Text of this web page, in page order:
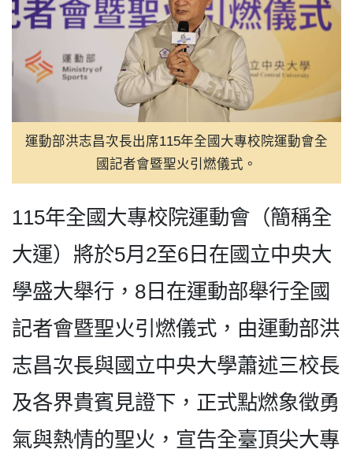
運動部洪志昌次長出席115年全國大專校院運動會全
國記者會暨聖火引燃儀式。
115年全國大專校院運動會（簡稱全
大運）將於5月2至6日在國立中央大
學盛大舉行，8日在運動部舉行全國
記者會暨聖火引燃儀式，由運動部洪
志昌次長與國立中央大學蕭述三校長
及各界貴賓見證下，正式點燃象徵勇
氣與熱情的聖火，宣告全臺頂尖大專